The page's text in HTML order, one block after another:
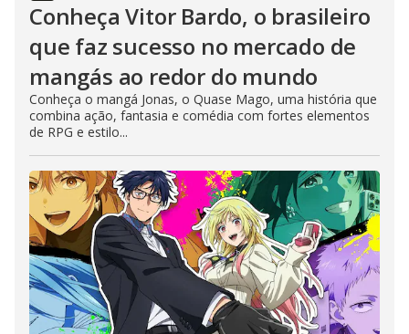
Conheça Vitor Bardo, o brasileiro
que faz sucesso no mercado de
mangás ao redor do mundo
Conheça o mangá Jonas, o Quase Mago, uma história que
combina ação, fantasia e comédia com fortes elementos
de RPG e estilo...